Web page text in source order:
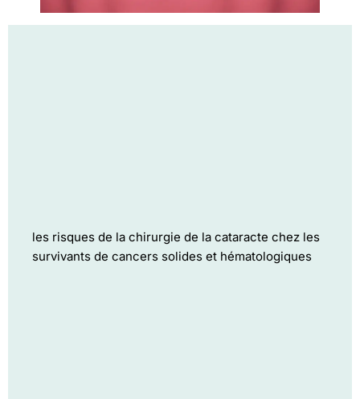
les risques de la chirurgie de la cataracte chez les
survivants de cancers solides et hématologiques